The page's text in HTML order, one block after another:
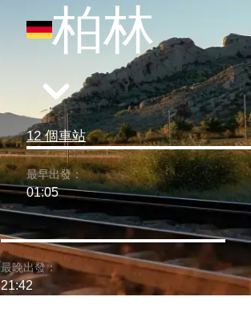
柏林
12 個車站
最早出發：
01:05
最晚出發：
21:42